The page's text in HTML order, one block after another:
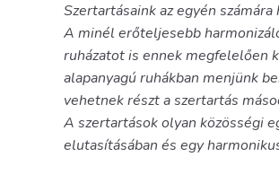
Szertartásaink az egyén
A minél erőteljesebb
ruházatot is ennek megfelelően
alapanyagú ruhákban menjünk
vehetnek részt a szertartás
A szertartások olyan közösségi
elutasításában és egy